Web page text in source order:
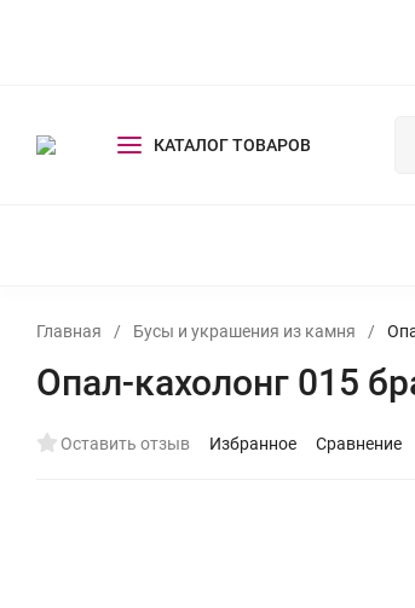
КАТАЛОГ ТОВАРОВ
Главная / Бусы и украшения из камня /
Опал-кахолонг 015
Оставить отзыв Избранное Сравнение